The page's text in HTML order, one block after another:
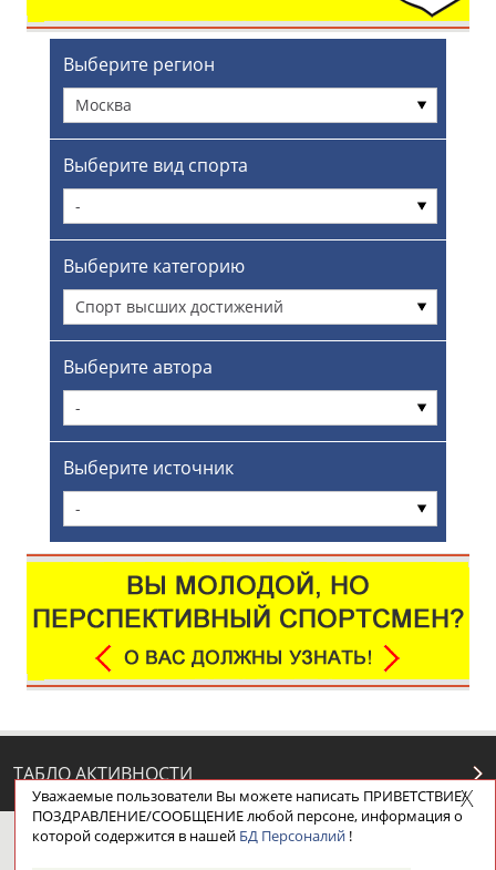
Выберите регион
Москва
Выберите вид спорта
-
Выберите категорию
Спорт высших достижений
Выберите автора
-
Выберите источник
-
ТАБЛО АКТИВНОСТИ
ЦЕЛИ ПРОЕКТА НАШИ КНОПКИ
Уважаемые пользователи Вы можете написать ПРИВЕТСТВИЕ/
ПОЗДРАВЛЕНИЕ/СООБЩЕНИЕ любой персоне, информация о
которой содержится в нашей БД Персоналий!